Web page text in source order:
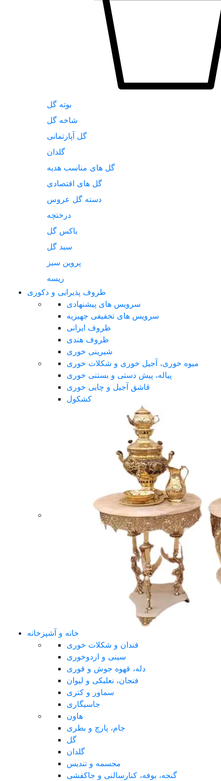
بوته گل
شاخه گل
گل آپارتمانی
گلدان
گل های مناسب هدیه
گل های اقتصادی
دسته گل عروس
درختچه
باکس گل
سبد گل
پروین سبز
ریسه
ظروف پذیرایی و دکوری
سرویس های پیشنهادی
سرویس های تخفیفی جهیزیه
ظروف ایرانی
ظروف هندی
شیرینی خوری
میوه خوری، آجیل خوری و شکلات خوری
پیاله، پیش دستی و بستنی خوری
قاشق آجیل و چایی خوری
کشکول
خانه و آشپزخانه
قندان و شکلات خوری
سینی و اردوخوری
دله، قهوه جوش و قوری
فنجان، نعلبکی و لیوان
سماور و کتری
جاسیگاری
هاون
جام، پارچ و بطری
گل
گلدان
مجسمه و تندیس
گنجه، بوفه، کنارسالنی و جاکفشی